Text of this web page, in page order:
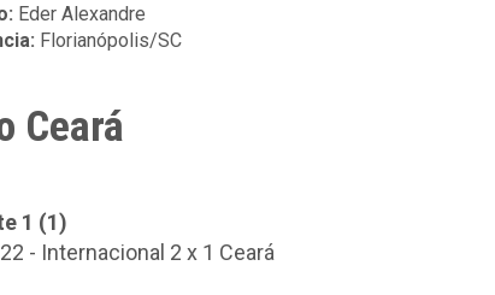
Eder Alexandre
Florianópolis/SC
Ceará
1 (1)
- Internacional 2 x 1 Ceará